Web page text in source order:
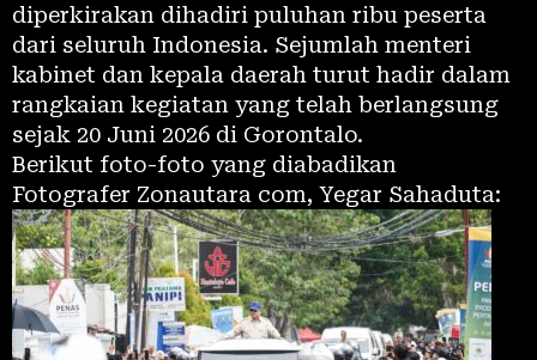
diperkirakan dihadiri puluhan ribu peserta
dari seluruh Indonesia. Sejumlah menteri
kabinet dan kepala daerah turut hadir dalam
rangkaian kegiatan yang telah berlangsung
sejak 20 Juni 2026 di Gorontalo.
Berikut foto-foto yang diabadikan
Fotografer Zonautara com, Yegar Sahaduta: